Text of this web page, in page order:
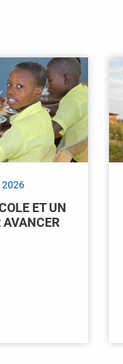
ET UN
AVANCER